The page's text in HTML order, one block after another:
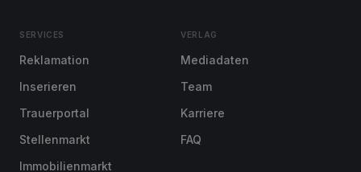
SERVICES
Reklamation
Inserieren
Trauerportal
Stellenmarkt
Immobilienmarkt
VERLAG
Mediadaten
Team
Karriere
FAQ